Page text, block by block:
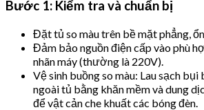
Bước 1: Kiểm tra và chuẩn bị
Đặt tủ so màu trên bề mặt phẳng,
Đảm bảo nguồn điện cấp vào phù
nhãn máy (thường là 220V).
Vệ sinh buồng so màu: Lau sạch
ngoài tủ bằng khăn mềm và dung
để vật cản che khuất các bóng đèn.